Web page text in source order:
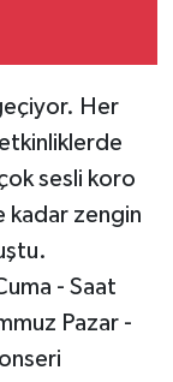
Her
etkinliklerde
sesli koro
kadar zengin
- Saat
Pazar -